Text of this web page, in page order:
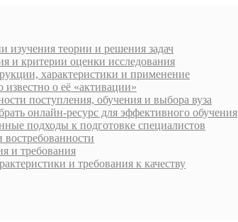
изучения теории и решения задач
и критерии оценки исследования
характеристики и применение
о её «активации»
поступления, обучения и выбора вуза
онлайн-ресурс для эффективного обучения
подходы к подготовке специалистов
и требования
и требования к качеству